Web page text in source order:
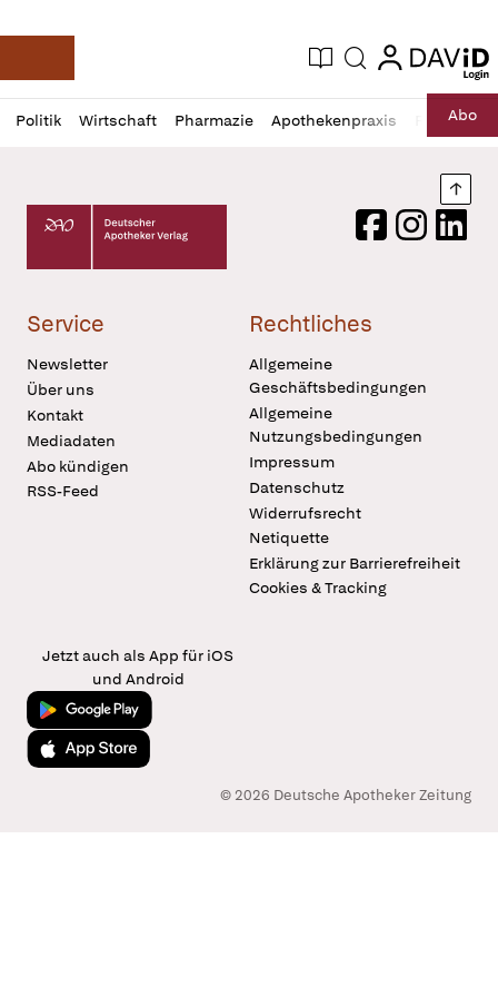
Deutsche Apotheker Zeitung
Aktuelle Ausgabe
Suche login
login
Politik Wirtschaft Pharmazie Apothekenpraxis RechtAbo
Profil
öffnen
Daz
Pur
Deutscher Apotheker Verlag Logo
FacebookInstagram
Service
Newsletter
Über uns
Kontakt
Mediadaten
Abo kündigen
RSS-Feed
Rechtliches
Allgemeine
Geschäftsbedingungen
Allgemeine
Nutzungsbedingungen
Impressum
Datenschutz
Widerrufsrecht
Netiquette
Erklärung zur Barrierefreiheit
Cookies & Tracking
Jetzt auch als App für iOS
und Android
Jetzt bei Google Play
Laden im App Store
© 2026 Deutsche Apotheker Zeitung